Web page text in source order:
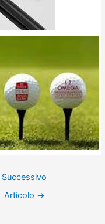
Successivo
Articolo →